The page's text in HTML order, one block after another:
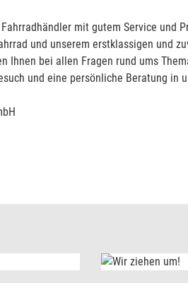
mit gutem Service und
und unserem erstklassigen und
Ihnen bei allen Fragen rund ums
und eine persönliche Beratung in